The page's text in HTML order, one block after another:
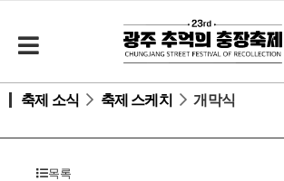
축제 소식 축제 스케치 개막식
목록